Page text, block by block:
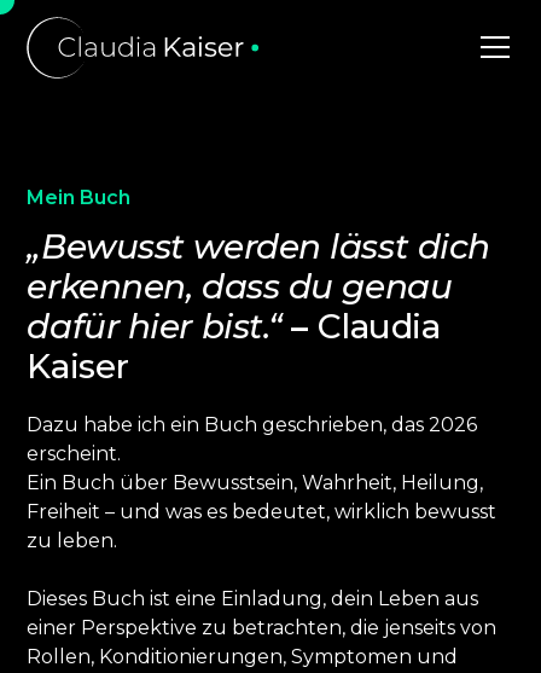
Mein Buch
„Bewusst werden lässt dich
erkennen, dass du genau
dafür hier bist.“– Claudia
Kaiser
Dazu habe ich ein Buch geschrieben, das 2026
erscheint.
Ein Buch über Bewusstsein, Wahrheit, Heilung,
Freiheit – und was es bedeutet, wirklich bewusst
zu leben.
Dieses Buch ist eine Einladung, dein Leben aus
einer Perspektive zu betrachten, die jenseits von
Rollen, Konditionierungen, Symptomen und